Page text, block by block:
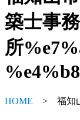
築士事務
所
HOME > 福知山